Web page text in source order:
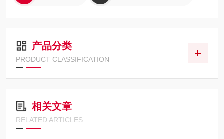
产品分类
PRODUCT CLASSIFICATION
相关文章
RELATED ARTICLES